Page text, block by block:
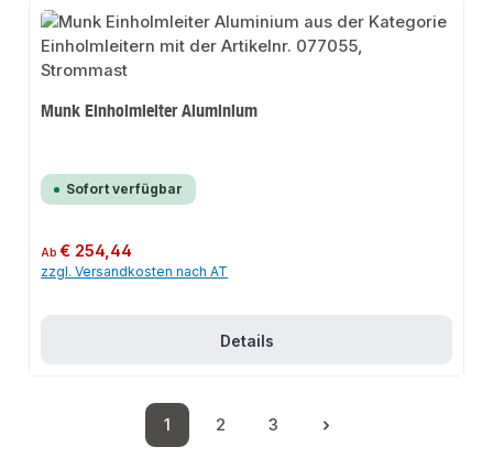
Munk Einholmleiter Aluminium
Sofort verfügbar
Regulärer Preis:
Ab€ 254,44
zzgl. Versandkosten nach AT
Details
Seite
1
Seite
2
Seite
3